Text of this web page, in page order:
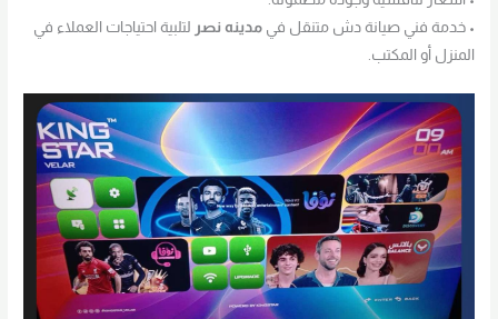
• خدمة فني صيانة دش متنقل فيمدينه نصر
لتلبية احتياجات العملاء في
المنزل أو المكتب.